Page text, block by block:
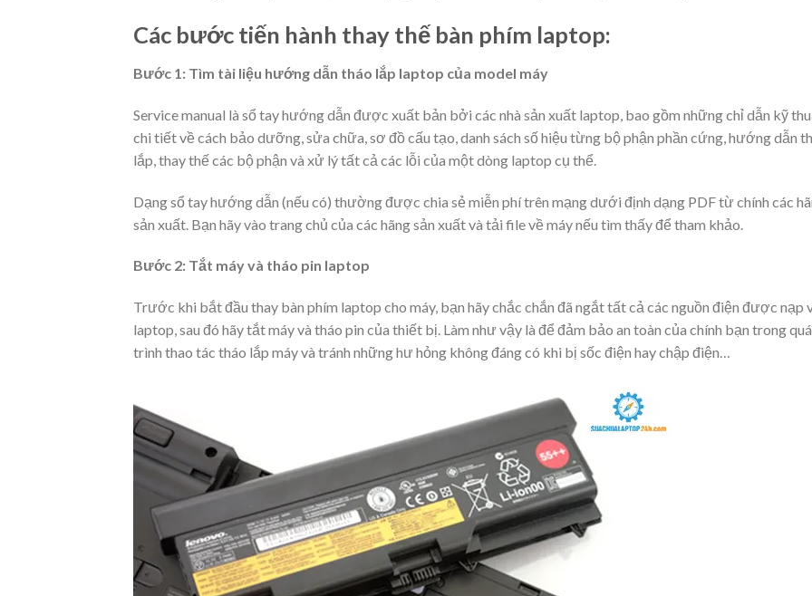
Các bước tiến hành thay thế bàn phím laptop:
Bước 1: Tìm tài liệu hướng dẫn tháo lắp laptop của model máy
Service manual là sổ tay hướng dẫn được xuất bản bởi các nhà sản xuất laptop, bao gồm những chỉ dẫn kỹ
chi tiết về cách bảo dưỡng, sửa chữa, sơ đồ cấu tạo, danh sách số hiệu từng bộ phận phần cứng, hướng dẫn
lắp, thay thế các bộ phận và xử lý tất cả các lỗi của một dòng laptop cụ thể.
Dạng sổ tay hướng dẫn (nếu có) thường được chia sẻ miễn phí trên mạng dưới định dạng PDF từ chính các
sản xuất. Bạn hãy vào trang chủ của các hãng sản xuất và tải file về máy nếu tìm thấy để tham khảo.
Bước 2: Tắt máy và tháo pin laptop
Trước khi bắt đầu thay bàn phím laptop cho máy, bạn hãy chắc chắn đã ngắt tất cả các nguồn điện được nạp
laptop, sau đó hãy tắt máy và tháo pin của thiết bị. Làm như vậy là để đảm bảo an toàn của chính bạn trong quá
trình thao tác tháo lắp máy và tránh những hư hỏng không đáng có khi bị sốc điện hay chập điện…